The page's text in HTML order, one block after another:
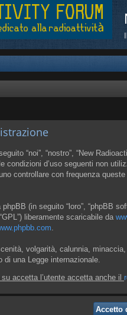
“noi”, “nostro”, “New
d’uso seguenti non
controllare con frequenza
(in seguito “loro”, “phpBB
liberamente scaricabile da
volgarità, calunnia,
di una Legge internazionale.
accetta l’utente accetta anche il